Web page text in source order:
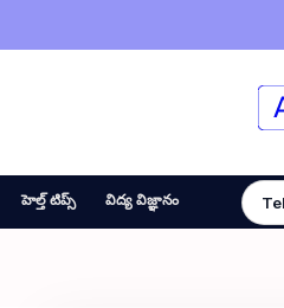
హెల్త్ టిప్స్ విద్య విజ్ఞానం